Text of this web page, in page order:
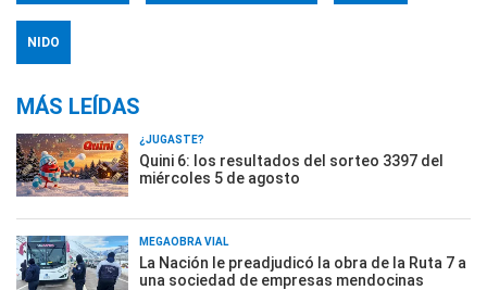
NIDO
MÁS LEÍDAS
¿JUGASTE?
Quini 6: los resultados del sorteo 3397 del
miércoles 5 de agosto
MEGAOBRA VIAL
La Nación le preadjudicó la obra de la Ruta 7 a
una sociedad de empresas mendocinas